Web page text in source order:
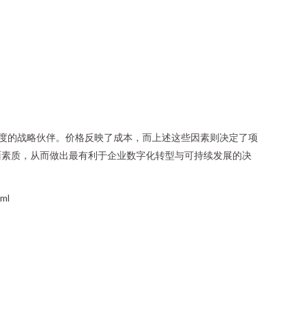
的战略伙伴。价格反映了成本，而上述这些因素则决定了项
质，从而做出最有利于企业数字化转型与可持续发展的决